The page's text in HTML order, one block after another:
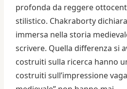
profonda da reggere
stilistico. Chakraborty
immersa nella storia
scrivere. Quella differenza si
costruiti sulla ricerca hanno
costruiti sull’impressione